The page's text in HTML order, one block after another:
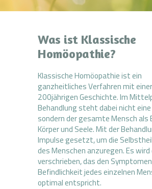
BLOG
Was ist Klassische
Homöopathie?
Klassische Homöopathie ist ein
ganzheitliches Verfahren mit
200jährigen Geschichte. Im
Behandlung steht dabei nicht
sondern der gesamte Mensch als
Körper und Seele. Mit der
Impulse gesetzt, um die
des Menschen anzuregen. Es
verschrieben, das den
Befindlichkeit jedes einzelnen
optimal entspricht.